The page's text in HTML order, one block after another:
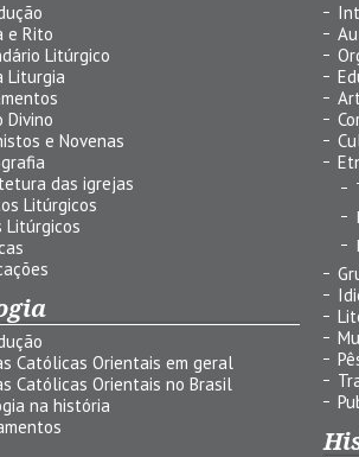
e Rito
Litúrgico
Liturgia
Divino
e Novenas
das igrejas
Litúrgicos
Litúrgicos
Católicas Orientais em geral
Católicas Orientais no Brasil
na história